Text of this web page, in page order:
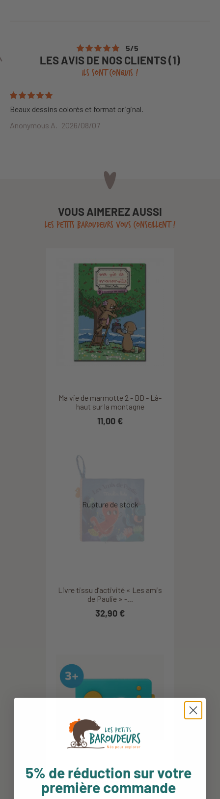
5/5
LES AVIS DE NOS CLIENTS (1)
ILS SONT CONQUIS !
Beaux dessins colorés et format original.
Anonymous A. 2026/08/07
VOUS AIMEREZ AUSSI
LES PETITS BAROUDEURS VOUS CONSEILLENT !
Ma vie de marmotte 2 - BD - Là-
haut sur la montagne
11,00 €
Livre tissu d’activité « Les amis
de Paulie » -...
32,90 €
Boite à histoires Lunii - Vert
5% de réduction sur votre
première commande